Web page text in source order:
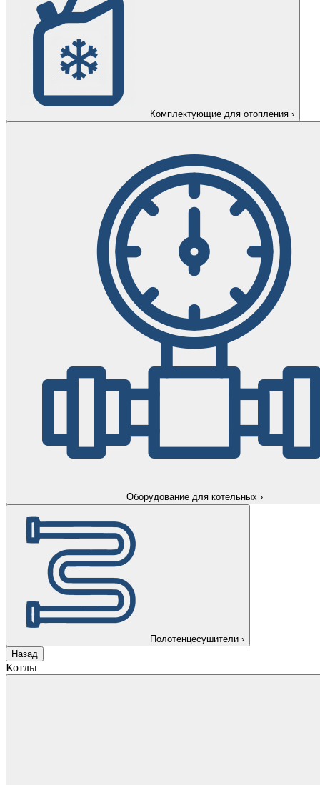
Комплектующие для отопления ›
Оборудование для котельных ›
Полотенцесушители ›
Назад
Котлы